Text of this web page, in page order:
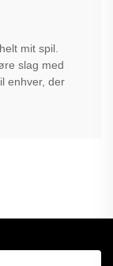
mit spil.
slag med
enhver, der